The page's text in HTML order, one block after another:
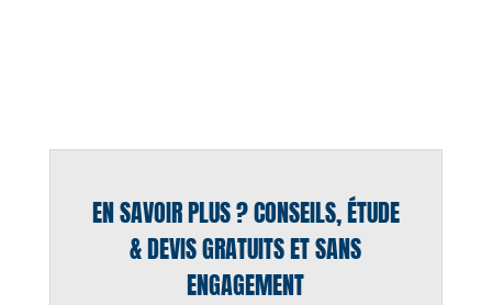
EN SAVOIR PLUS ? CONSEILS, ÉTUDE
& DEVIS GRATUITS ET SANS
ENGAGEMENT